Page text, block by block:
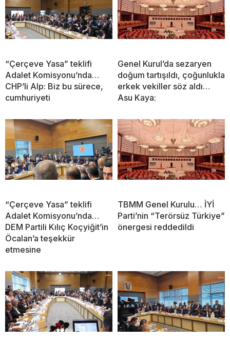
“Çerçeve Yasa” teklifi
Adalet Komisyonu’nda…
CHP’li Alp: Biz bu sürece,
cumhuriyeti
Genel Kurul’da sezaryen
doğum tartışıldı, çoğunlukla
erkek vekiller söz aldı…
Asu Kaya:
“Çerçeve Yasa” teklifi
Adalet Komisyonu’nda…
DEM Partili Kılıç Koçyiğit’in
Öcalan’a teşekkür
etmesine
TBMM Genel Kurulu… İYİ
Parti’nin “Terörsüz Türkiye”
önergesi reddedildi